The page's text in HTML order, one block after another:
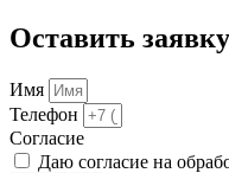
Оставить заявку
Имя
Телефон
Cогласие
Даю согласие на